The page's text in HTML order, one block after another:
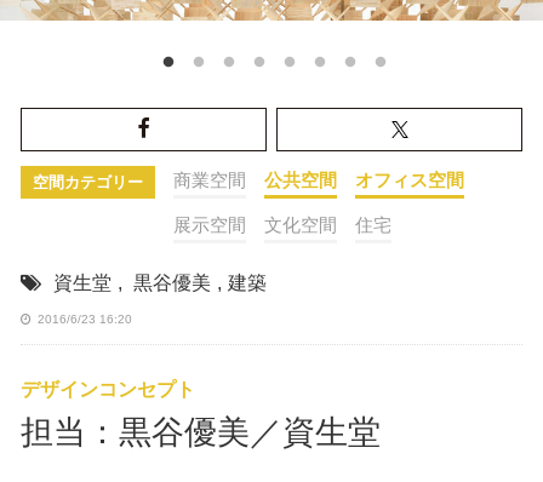
空間カテゴリー 商業空間 公共空間 オフィス空間
展示空間 文化空間 住宅
資生堂 , 黒谷優美 , 建築
2016/6/23 16:20
デザインコンセプト
担当：黒谷優美／資生堂